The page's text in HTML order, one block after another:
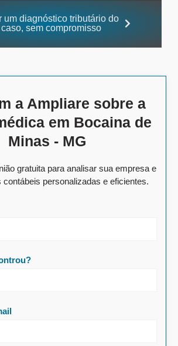
um diagnóstico tributário do
sem compromisso
a Ampliare sobre a
em Bocaina de
Minas - MG
gratuita para analisar sua empresa e
contábeis personalizadas e eficientes.